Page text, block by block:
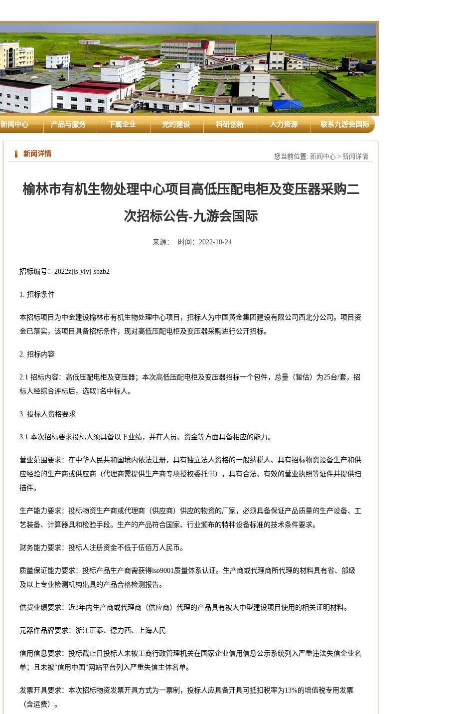
新闻中心 产品与服务 下属企业 党的建设 科研创新 人力资源 联系九游会国际
您当前位置: 新闻中心 > 新闻详情
新闻详情
榆林市有机生物处理中心项目高低压配电柜及变压器采购二
次招标公告-九游会国际
来源： 时间： 2022-10-24
招标编号：2022zjjs-ylyj-sbzb2
1. 招标条件
本招标项目为中金建设榆林市有机生物处理中心项目，招标人为中国黄金集团建设有限公司西北分公司。项目资
金已落实，该项目具备招标条件，现对高低压配电柜及变压器采购进行公开招标。
2. 招标内容
2.1 招标内容：高低压配电柜及变压器；本次高低压配电柜及变压器招标一个包件，总量（暂估）为25台/套，招
标人经综合评标后，选取1名中标人。
3. 投标人资格要求
3.1 本次招标要求投标人须具备以下业绩，并在人员、资金等方面具备相应的能力。
营业范围要求：在中华人民共和国境内依法注册，具有独立法人资格的一般纳税人、具有招标物资设备生产和供
应经验的生产商或供应商（代理商需提供生产商专项授权委托书），具有合法、有效的营业执照等证件并提供扫
描件。
生产能力要求：投标物资生产商或代理商（供应商）供应的物资的厂家，必须具备保证产品质量的生产设备、工
艺装备、计算器具和检验手段。生产的产品符合国家、行业颁布的特种设备标准的技术条件要求。
财务能力要求：投标人注册资金不低于伍佰万人民币。
质量保证能力要求：投标产品生产商需获得iso9001质量体系认证。生产商或代理商所代理的材料具有省、部级
及以上专业检测机构出具的产品合格检测报告。
供货业绩要求：近3年内生产商或代理商（供应商）代理的产品具有被大中型建设项目使用的相关证明材料。
元器件品牌要求：浙江正泰、德力西、上海人民
信用信息要求：投标截止日投标人未被工商行政管理机关在国家企业信用信息公示系统列入严重违法失信企业名
单；且未被“信用中国”网站平台列入严重失信主体名单。
发票开具要求：本次招标物资发票开具方式为一票制，投标人应具备开具可抵扣税率为13%的增值税专用发票
（含运费）。